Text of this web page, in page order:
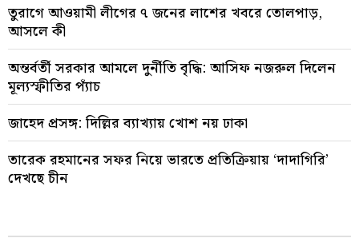
তুরাগে আওয়ামী লীগের ৭ জনের লাশের খবরে তোলপাড়,
আসলে কী
অন্তর্বর্তী সরকার আমলে দুর্নীতি বৃদ্ধি: আসিফ নজরুল দিলেন
মূল্যস্ফীতির প্যাঁচ
জাহেদ প্রসঙ্গ: দিল্লির ব্যাখ্যায় খোশ নয় ঢাকা
তারেক রহমানের সফর নিয়ে ভারতে প্রতিক্রিয়ায় ‘দাদাগিরি’
দেখছে চীন